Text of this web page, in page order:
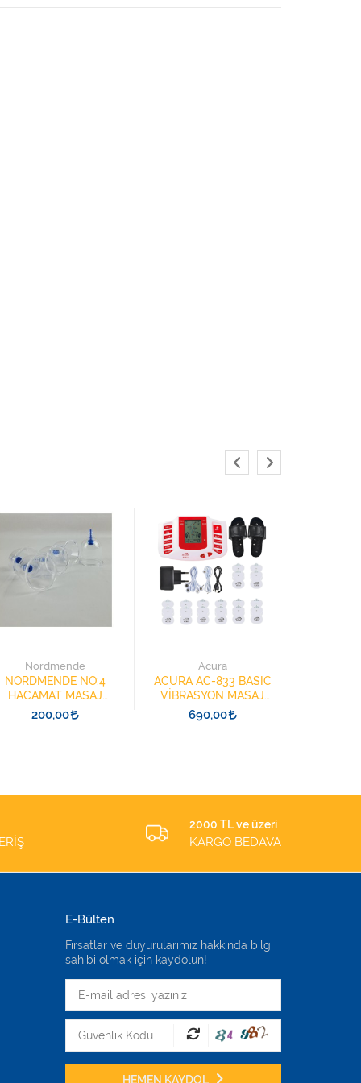
Nordmende
NORDMENDE NO:4
HACAMAT MASAJ
KUPASI 50 LİK PAKET
200,00
Acura
ACURA AC-833 BASIC
VİBRASYON MASAJ
ALETİ
690,00
2000 TL ve üzeri
KARGO BEDAVA
E-Bülten
Fırsatlar ve duyurularımız hakkında bilgi
sahibi olmak için kaydolun!
HEMEN KAYDOL